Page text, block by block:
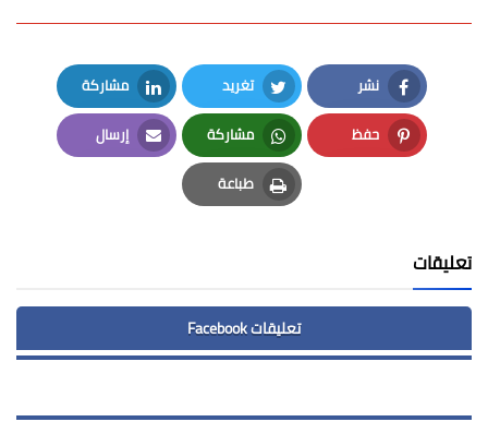
نشر
Facebook
تغريد
Twitter
مشاركة
LinkedIn
حفظ
Pinterest
مشاركة
Whatsapp
إرسال
Email
طباعة
Print
تعليقات
تعليقات Facebook